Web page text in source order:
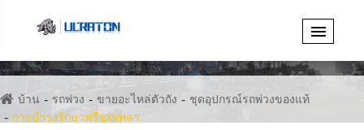
บ้าน รถพ่วง ขายอะไหล่ตัวถัง
ชุดอุปกรณ์รถพ่วงของแท้
การบำรุงรักษาฟรีชุดเพลา